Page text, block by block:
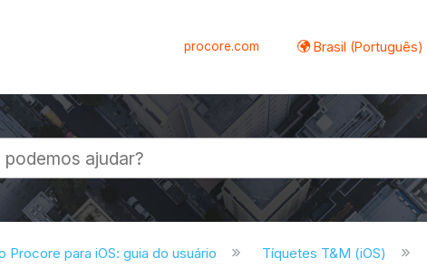
procore.com Brasil (Português)
Procore para iOS: guia do usuário Tíquetes T&M (iOS)